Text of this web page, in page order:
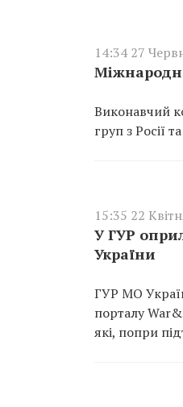
14:34 27
Виконавчий
груп з Росії
15:35 22
У ГУР
України
ГУР МО
порталу
які, попри